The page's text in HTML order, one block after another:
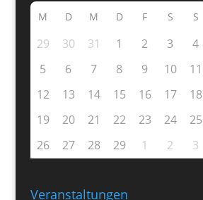
M D M D F S S
29 30 31 1 2 3
4
5
6 7 8 9 10
11
12
13 14 15 16 17
18
19
20 21 22 23 24
25
26
27 28 29 1 2 3
Veranstaltungen